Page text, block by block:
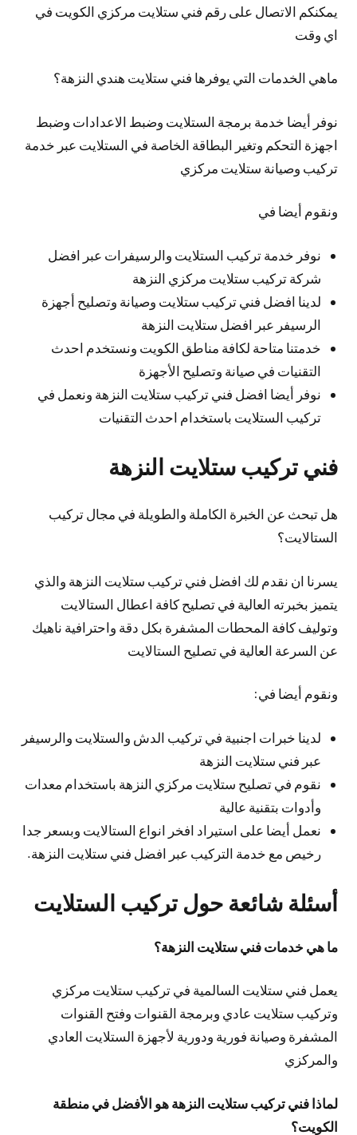
يمكنكم الاتصال على رقم فني ستلايت مركزي الكويت في
اي وقت
ماهي الخدمات التي يوفرها فني ستلايت هندي النزهة؟
نوفر أيضا خدمة برمجة الستلايت وضبط الاعدادات وضبط
اجهزة التحكم وتغير البطاقة الخاصة في الستلايت عبر خدمة
تركيب وصيانة ستلايت مركزي
ونقوم أيضا في
نوفر خدمة تركيب الستلايت والرسيفرات عبر افضل
شركة تركيب ستلايت مركزي النزهة
لدينا افضل فني تركيب ستلايت وصيانة وتصليح أجهزة
الرسيفر عبر افضل ستلايت النزهة
خدمتنا متاحة لكافة مناطق الكويت ونستخدم احدث
التقنيات في صيانة وتصليح الأجهزة
نوفر أيضا افضل فني تركيب ستلايت النزهة ونعمل في
تركيب الستلايت باستخدام احدث التقنيات
فني تركيب ستلايت النزهة
هل تبحث عن الخبرة الكاملة والطويلة في مجال تركيب
الستالايت؟
يسرنا ان نقدم لك افضل فني تركيب ستلايت النزهة والذي
يتميز بخبرته العالية في تصليح كافة اعطال الستالايت
وتوليف كافة المحطات المشفرة بكل دقة واحترافية ناهيك
عن السرعة العالية في تصليح الستالايت
ونقوم أيضا في:
لدينا خبرات اجنبية في تركيب الدش والستلايت والرسيفر
عبر فني ستلايت النزهة
نقوم في تصليح ستلايت مركزي النزهة باستخدام معدات
وأدوات بتقنية عالية
نعمل أيضا على استيراد افخر انواع الستالايت وبسعر جدا
رخيص مع خدمة التركيب عبر افضل فني ستلايت النزهة.
أسئلة شائعة حول تركيب الستلايت
ما هي خدمات فني ستلايت النزهة؟
يعمل فني ستلايت السالمية في تركيب ستلايت مركزي
وتركيب ستلايت عادي وبرمجة القنوات وفتح القنوات
المشفرة وصيانة فورية ودورية لأجهزة الستلايت العادي
والمركزي
لماذا فني تركيب ستلايت النزهة هو الأفضل في منطقة
الكويت؟